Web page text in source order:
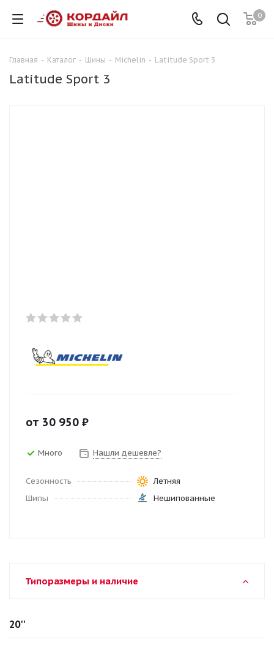
0
Главная - Каталог - Шины - Michelin - Latitude Sport 3
Latitude Sport 3
от 30 950 ₽
Много Нашли дешевле?
Сезонность
Летняя
Шипы
Нешипованные
Типоразмеры и наличие
20''